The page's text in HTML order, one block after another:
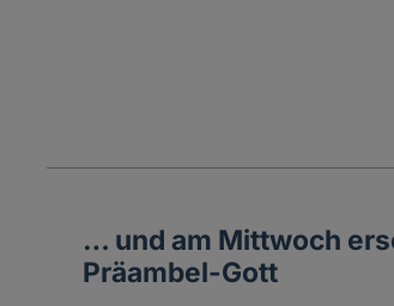
… und am Mittwoch
Präambel-Gott